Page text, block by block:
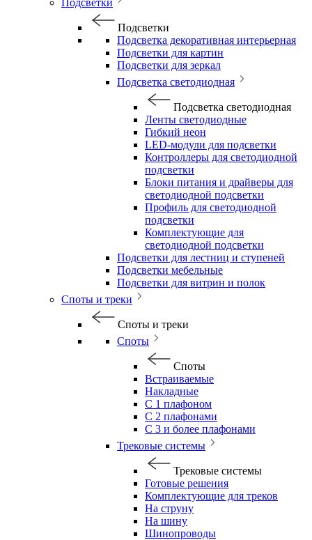
Подсветки
Подсветки
Подсветка декоративная интерьерная
Подсветки для картин
Подсветки для зеркал
Подсветка светодиодная
Подсветка светодиодная
Ленты светодиодные
Гибкий неон
LED-модули для подсветки
Контроллеры для светодиодной
подсветки
Блоки питания и драйверы для
светодиодной подсветки
Профиль для светодиодной
подсветки
Комплектующие для
светодиодной подсветки
Подсветки для лестниц и ступеней
Подсветки мебельные
Подсветки для витрин и полок
Споты и треки
Споты и треки
Споты
Споты
Встраиваемые
Накладные
С 1 плафоном
С 2 плафонами
С 3 и более плафонами
Трековые системы
Трековые системы
Готовые решения
Комплектующие для треков
На струну
На шину
Шинопроводы